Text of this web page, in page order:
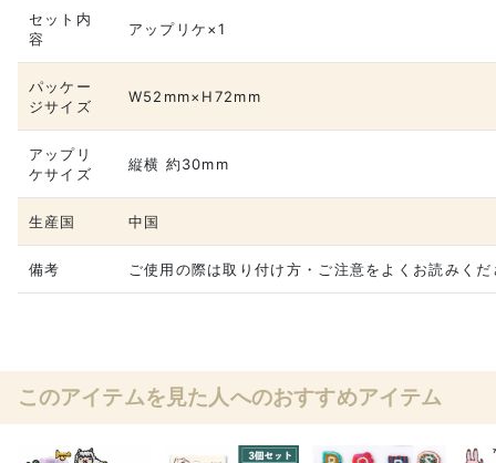
セット内
容
アップリケ×1
パッケー
ジサイズ
W52mm×H72mm
アップリ
ケサイズ
縦横 約30mm
生産国 中国
備考 ご使用の際は取り付け方・ご注意をよくお読みくだ
このアイテムを見た人へのおすすめアイテム